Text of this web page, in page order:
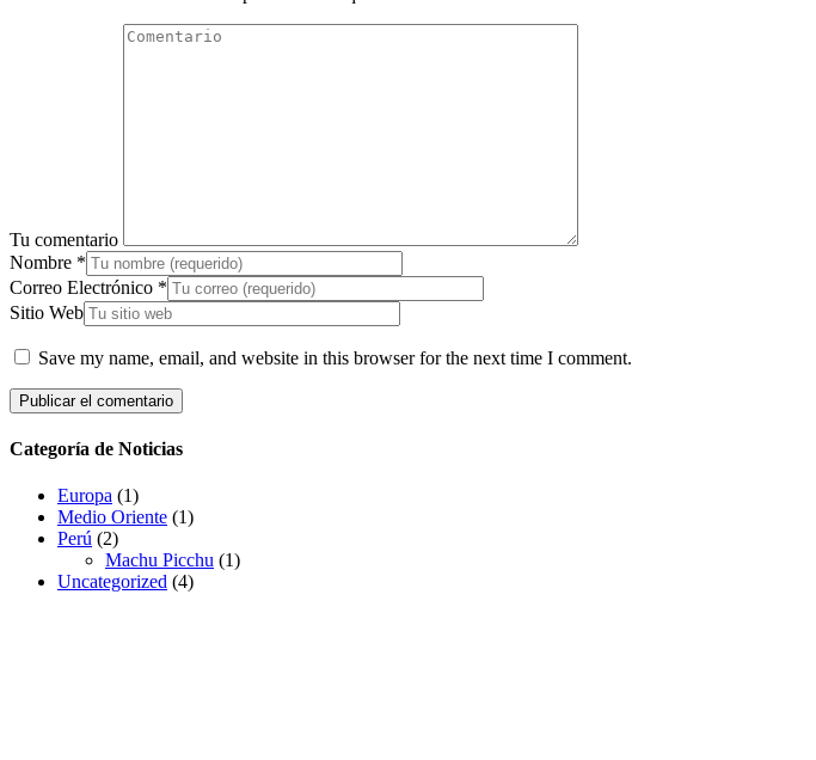
Tu comentario
Nombre *
Correo Electrónico *
Sitio Web
Save my name, email, and website in this browser for the next time I comment.
Categoría de Noticias
Europa (1)
Medio Oriente (1)
Perú (2)
Machu Picchu (1)
Uncategorized (4)